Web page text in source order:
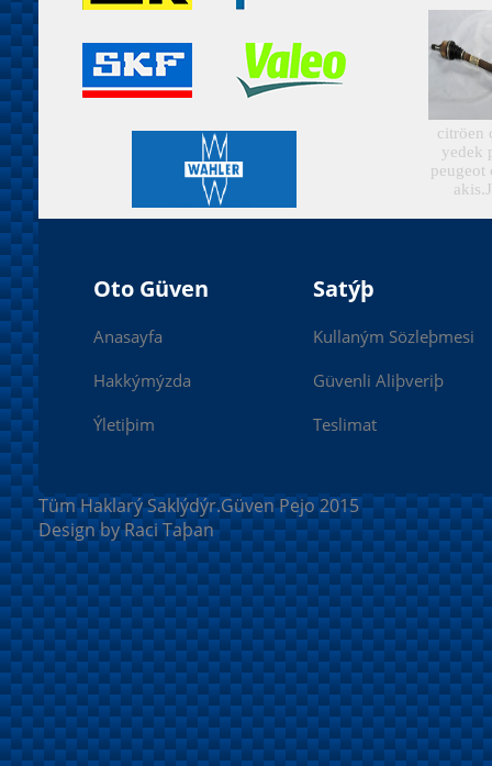
citröen
yedek
peugeot
Oto Güven
Anasayfa
Hakkýmýzda
Ýletiþim
Satýþ
Kullaným Sözleþmesi
Güvenli Aliþveriþ
Teslimat
Tüm Haklarý Saklýdýr.Güven Pejo 2015
Design by Raci Taþan